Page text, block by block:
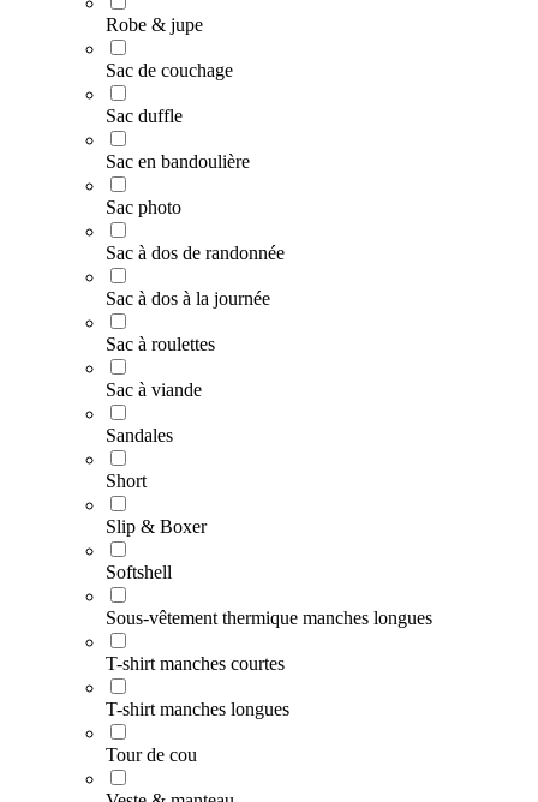
Robe & jupe
Sac de couchage
Sac duffle
Sac en bandoulière
Sac photo
Sac à dos de randonnée
Sac à dos à la journée
Sac à roulettes
Sac à viande
Sandales
Short
Slip & Boxer
Softshell
Sous-vêtement thermique manches longues
T-shirt manches courtes
T-shirt manches longues
Tour de cou